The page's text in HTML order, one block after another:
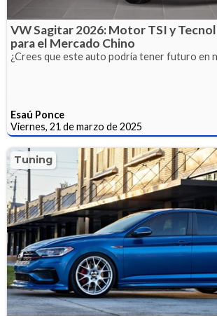
VW Sagitar 2026: Motor TSI y
para el Mercado Chino
¿Crees que este auto podría tener futuro en
Esaú Ponce
Viernes, 21 de marzo de 2025
Tuning